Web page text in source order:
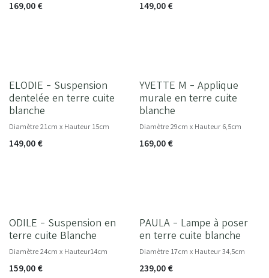
169,00 € 149,00€
ELODIE - Suspension
dentelée en terre cuite
blanche
Diamètre 21cm x Hauteur 15cm
149,00 €
YVETTE M - Applique
murale en terre cuite
blanche
Diamètre 29cm x Hauteur 6,5cm
169,00€
ODILE - Suspension en
terre cuite Blanche
Diamètre 24cm x Hauteur14cm
159,00 €
NOUVEAU
PAULA - Lampe à poser
en terre cuite blanche
Diamètre 17cm x Hauteur 34,5cm
239,00€